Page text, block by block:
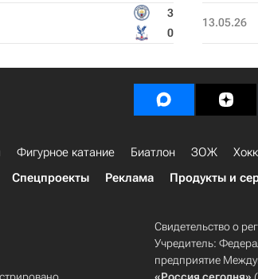
3
0
13.05.26
Фигурное катание Биатлон ЗОЖ
Спецпроекты
Реклама Продукты и
Свидетельство о
Учредитель:
предприятие